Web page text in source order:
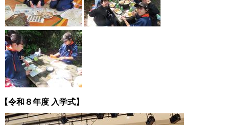
【令和８年度 入学式】